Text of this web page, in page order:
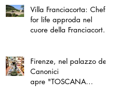
Villa Franciacorta: Chefs
for life approda nel
cuore della Franciacorta,
Firenze, nel palazzo dei
Canonici
apre "TOSCANA